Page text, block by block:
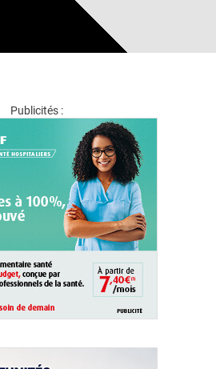
Publicités :